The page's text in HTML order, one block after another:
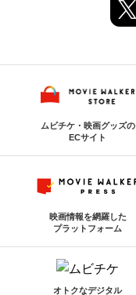
ムビチケ・映画グッズの
ECサイト
映画情報を網羅した
プラットフォーム
オトクなデジタル